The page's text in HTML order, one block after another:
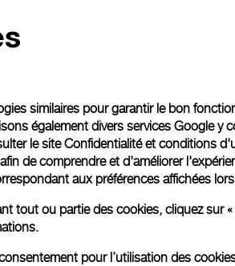
supplémentaire
supplémentaire est également
similaires pour garantir le bon
également divers services Google y
lesite Confidentialité et conditions
de comprendre et d'améliorer
aux préférences affichées
tout ou partie des cookies, cliquez sur
pour l’utilisation des